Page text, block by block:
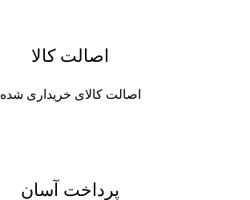
اصالت کالا
اصالت کالای خریداری شده
پرداخت آسان